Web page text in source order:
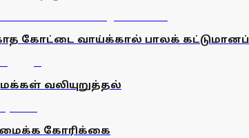
கோட்டை வாய்க்கால் பாலக்
வலியுறுத்தல்
கோரிக்கை